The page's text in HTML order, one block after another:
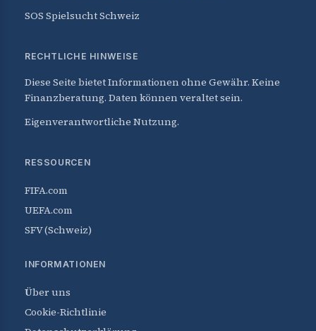
SOS Spielsucht Schweiz
RECHTLICHE HINWEISE
Diese Seite bietet Informationen ohne Gewähr. Keine
Finanzberatung. Daten können veraltet sein.
Eigenverantwortliche Nutzung.
RESSOURCEN
FIFA.com
UEFA.com
SFV (Schweiz)
INFORMATIONEN
Über uns
Cookie-Richtlinie